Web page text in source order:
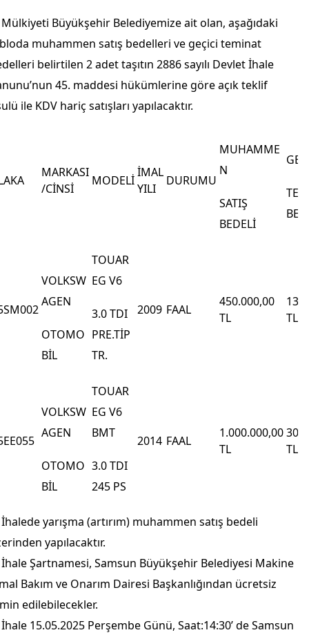
Büyükşehir Belediyemize ait olan, aşağıdaki
muhammen satış bedelleri ve geçici teminat
belirtilen 2 adet taşıtın 2886 sayılı Devlet İhale
45. maddesi hükümlerine göre açık teklif
ile KDV hariç satışları yapılacaktır.
MARKASI
/CİNSİ
MODELİ
İMAL
YILI
DURUMU
MUHAMME
N
SATIŞ
BEDELİ
VOLKSW
AGEN
OTOMO
BİL
TOUAR
EG V6
3.0 TDI
PRE.TİP
TR.
2009 FAAL
450.000,00
TL
TL
VOLKSW
AGEN
OTOMO
BİL
TOUAR
EG V6
BMT
3.0 TDI
245 PS
2014 FAAL
1.000.000,00
TL
TL
yarışma (artırım) muhammen satış bedeli
yapılacaktır.
Şartnamesi, Samsun Büyükşehir Belediyesi Makine
Bakım ve Onarım Dairesi Başkanlığından ücretsiz
edilebilecekler.
15.05.2025 Perşembe Günü, Saat:14:30’ de Samsun